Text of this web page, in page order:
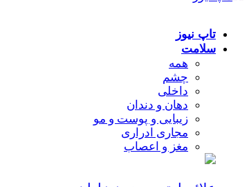
تاپ نیوز
سلامت
همه
چشم
داخلی
دهان و دندان
زیبایی و پوست و مو
مجاری ادراری
مغز و اعصاب